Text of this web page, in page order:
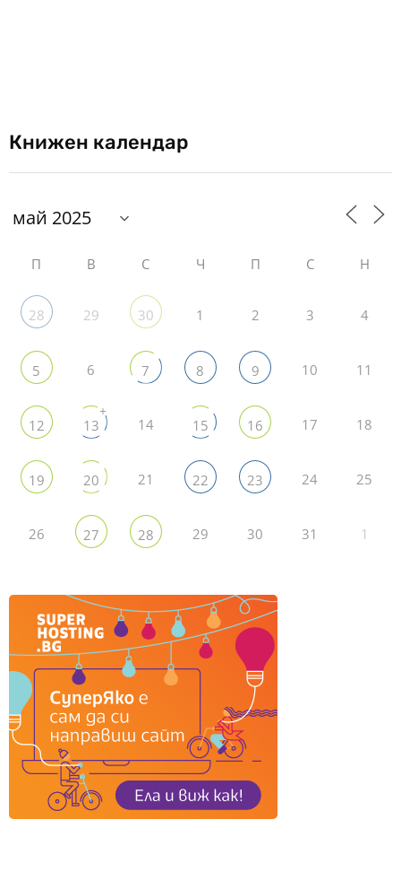
Книжен календар
П В С Ч П С Н
28 29 30 1 2 3 4
5 6 7 8 9 10 11
12 13
+
14 15 16 17 18
19 20 21 22 23 24 25
26 27 28 29 30 31 1